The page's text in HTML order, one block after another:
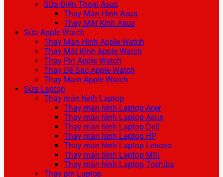
Sửa Điện Thoại Asus
Thay Màn Hình Asus
Thay Mặt Kính Asus
Sửa Apple Watch
Thay Màn Hình Apple Watch
Thay Mặt Kính Apple Watch
Thay Pin Apple Watch
Thay Đế Sạc Apple Watch
Thay Main Apple Watch
Sửa Laptop
Thay màn hình Laptop
Thay màn hình Laptop Acer
Thay màn hình Laptop Asus
Thay màn hình Laptop Dell
Thay màn hình Laptop HP
Thay màn hình Laptop Lenovo
Thay màn hình Laptop MSI
Thay màn hình Laptop Toshiba
Thay pin Laptop